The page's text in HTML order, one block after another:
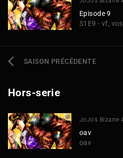
Episode 9
S1E9 - vf,
SAISON PRÉCÉDENTE
Hors-serie
JoJo's Bizarre
oav
oav